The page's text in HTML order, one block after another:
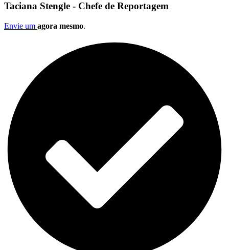
Taciana Stengle - Chefe de Reportagem
Envie um agora mesmo.